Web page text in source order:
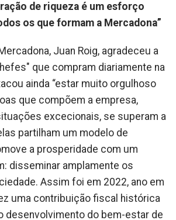
de riqueza é um esforço
os que formam a Mercadona”
Juan Roig, agradeceu a
que compram diariamente na
ainda “estar muito orgulhoso
que compõem a empresa,
excecionais, se superam a
partilham um modelo de
a prosperidade com um
disseminar amplamente os
Assim foi em 2022, ano em
uma contribuição fiscal histórica
desenvolvimento do bem-estar de